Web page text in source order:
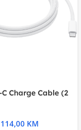
C Charge Cable (2
114,00 KM